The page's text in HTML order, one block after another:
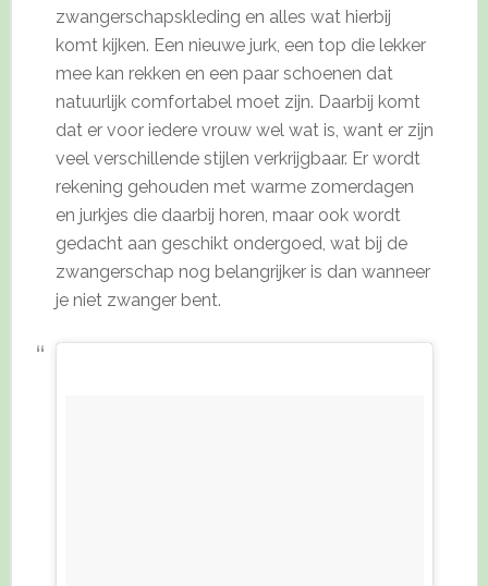
zwangerschapskleding en alles wat hierbij
komt kijken. Een nieuwe jurk, een top die lekker
mee kan rekken en een paar schoenen dat
natuurlijk comfortabel moet zijn. Daarbij komt
dat er voor iedere vrouw wel wat is, want er zijn
veel verschillende stijlen verkrijgbaar. Er wordt
rekening gehouden met warme zomerdagen
en jurkjes die daarbij horen, maar ook wordt
gedacht aan geschikt ondergoed, wat bij de
zwangerschap nog belangrijker is dan wanneer
je niet zwanger bent.